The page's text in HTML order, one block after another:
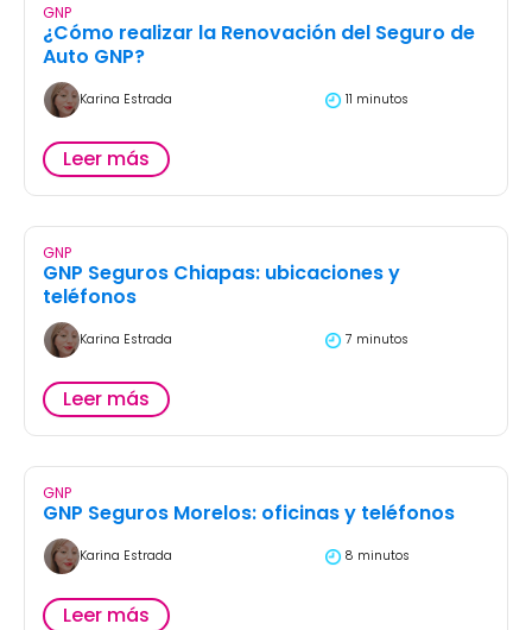
GNP
¿Cómo realizar la Renovación del Seguro de
Auto GNP?
Karina Estrada 11 minutos
Leer más
GNP
GNP Seguros Chiapas: ubicaciones y
teléfonos
Karina Estrada 7 minutos
Leer más
GNP
GNP Seguros Morelos: oficinas y teléfonos
Karina Estrada 8 minutos
Leer más